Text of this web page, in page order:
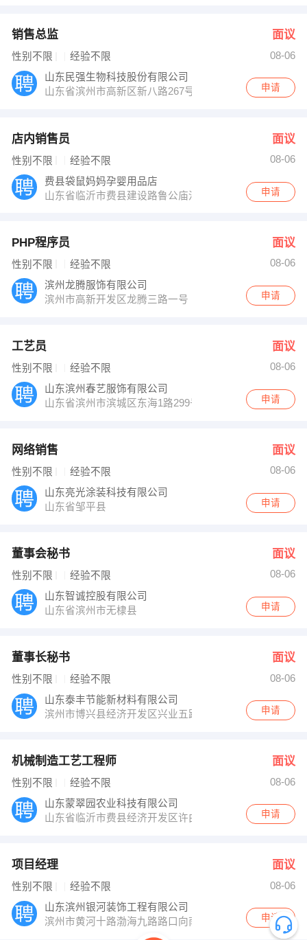
销售总监 面议
性别不限 经验不限
08-06
山东民强生物科技股份有限公司
山东省滨州市高新区新八路267号
申请
店内销售员 面议
性别不限 经验不限
08-06
费县袋鼠妈妈孕婴用品店
山东省临沂市费县建设路鲁公庙沿街
申请
PHP程序员 面议
性别不限 经验不限
08-06
滨州龙腾服饰有限公司
滨州市高新开发区龙腾三路一号
申请
工艺员 面议
性别不限 经验不限
08-06
山东滨州春艺服饰有限公司
山东省滨州市滨城区东海1路299号
申请
网络销售 面议
性别不限 经验不限
08-06
山东亮光涂装科技有限公司
山东省邹平县
申请
董事会秘书 面议
性别不限 经验不限
08-06
山东智诚控股有限公司
山东省滨州市无棣县
申请
董事长秘书 面议
性别不限 经验不限
08-06
山东泰丰节能新材料有限公司
滨州市博兴县经济开发区兴业五路
申请
机械制造工艺工程师 面议
性别不限 经验不限
08-06
山东蒙翠园农业科技有限公司
山东省临沂市费县经济开发区许由路南侧双创产业园
申请
项目经理 面议
性别不限 经验不限
08-06
山东滨州银河装饰工程有限公司
滨州市黄河十路渤海九路路口向南100路东
申请